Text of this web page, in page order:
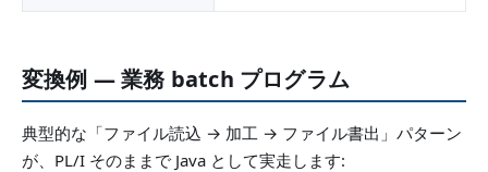
変換例 — 業務 batch プログラム
典型的な「ファイル読込 → 加工 → ファイル書出」パターン
が、PL/I そのままで Java として実走します: